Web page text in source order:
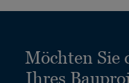
Möchten Sie
Ihres